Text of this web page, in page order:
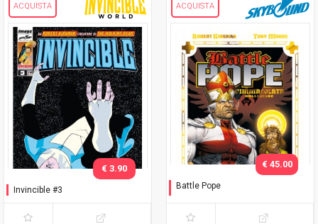
ACQUISTA
Invincible #3
€ 3.90
ACQUISTA
Battle Pope
€ 45.00